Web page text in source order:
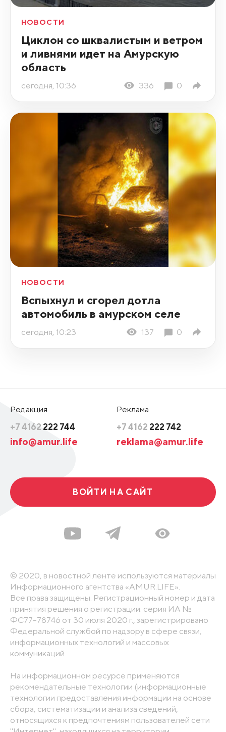
НОВОСТИ
Циклон со шквалистым и ветром
и ливнями идет на Амурскую
область
сегодня, 10:36 336 0
НОВОСТИ
Вспыхнул и сгорел дотла
автомобиль в амурском селе
сегодня, 10:23 137 0
Редакция
+7 4162 222 744
info@amur.life
Реклама
+7 4162 222 742
reklama@amur.life
ВОЙТИ НА САЙТ
© 2020, в новостной ленте используются материалы
Информационного агентства «AMUR.LIFE».
Все права защищены. Регистрационный номер и дата
принятия решения о регистрации: серия ИА №
ФС77-78746 от 30 июля 2020 г., зарегистрировано
Федеральной службой по надзору в сфере связи,
информационных технологий и массовых
коммуникаций
На информационном ресурсе применяются
рекомендательные технологии (информационные
технологии предоставления информации на основе
сбора, систематизации и анализа сведений,
относящихся к предпочтениям пользователей сети